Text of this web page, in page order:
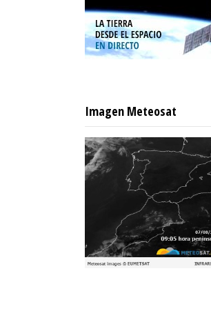
Imagen Meteosat